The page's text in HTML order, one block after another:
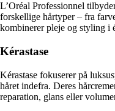
L’Oréal Professionnel
forskellige hårtyper – fra
kombinerer pleje og styling i
Kérastase
Kérastase fokuserer på
håret indefra. Deres
reparation, glans eller